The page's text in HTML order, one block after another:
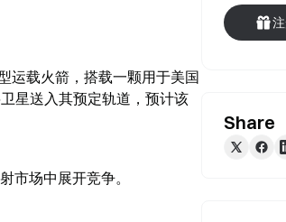
运载火箭，搭载一颗用于美国
星送入其预定轨道，预计该
市场中展开竞争。
Share